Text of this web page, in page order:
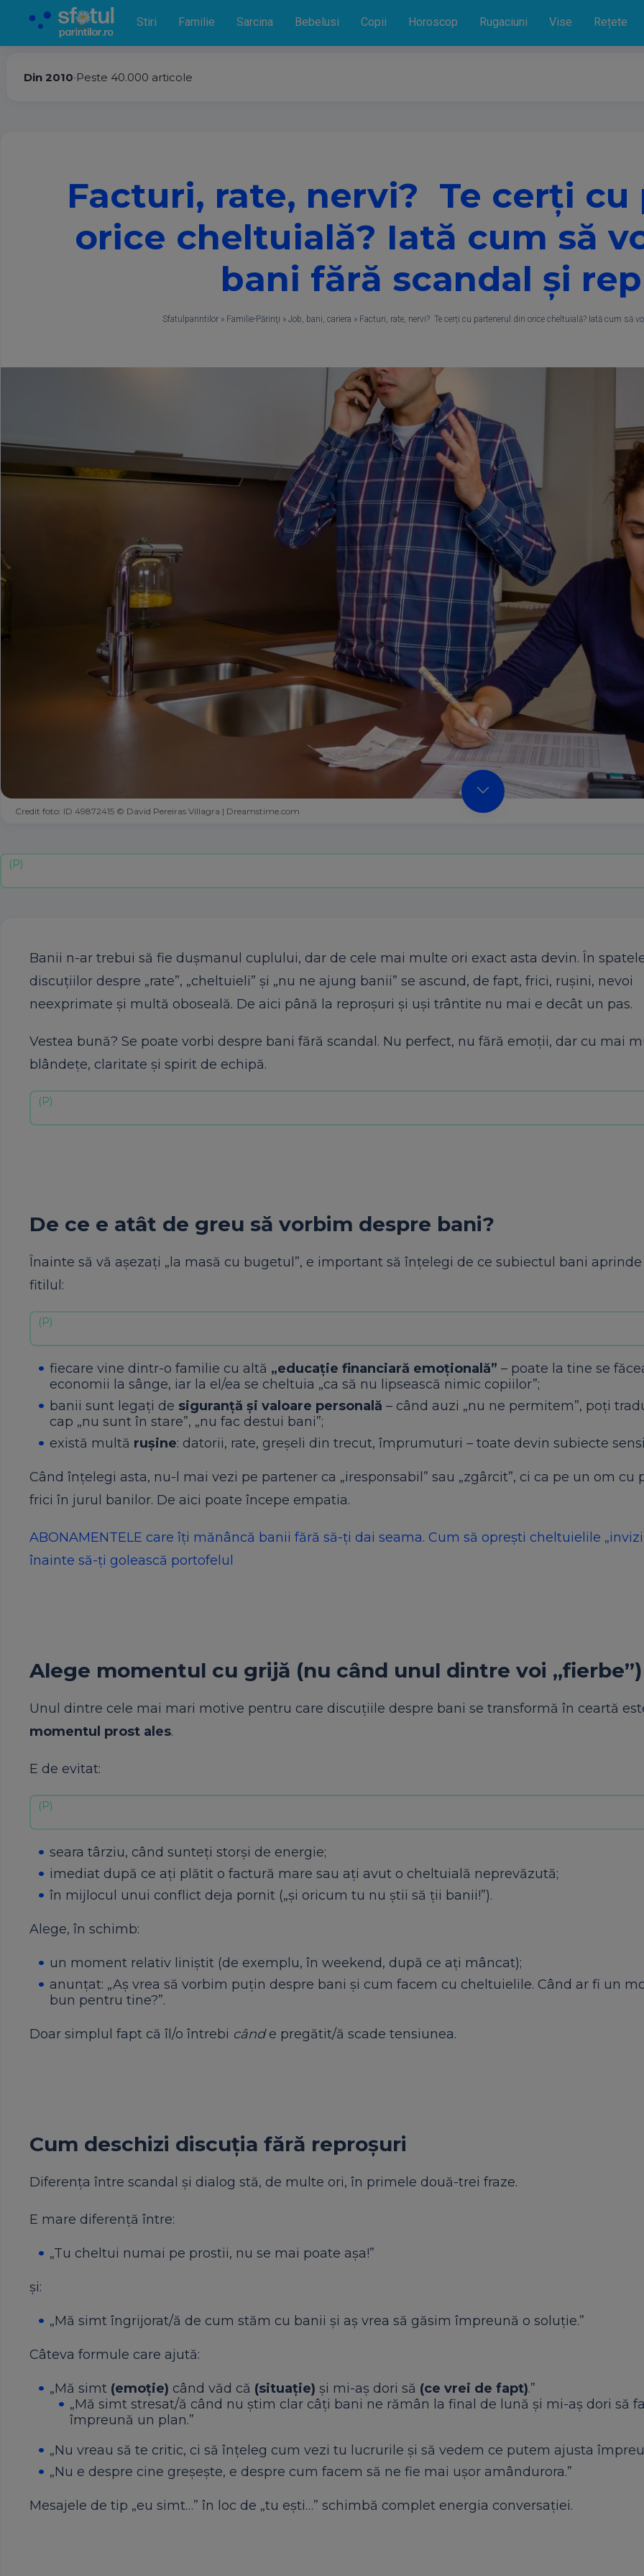
Stiri Familie Sarcina Bebelusi Copii Horoscop Rugaciuni Vise Rețete
Din 2010•Peste 40.000 articole
Facturi, rate, nervi? Te cerți
orice cheltuială? Iată cum să
bani fără scandal și
Sfatulparintilor » Familie-Părinţi » Job, bani, cariera » Facturi, rate, nervi? Te cerți cu partenerul din orice cheltuială? Iată cum să
Credit foto: ID 49872415 © David Pereiras Villagra | Dreamstime.com
Banii n-ar trebui să fie dușmanul cuplului, dar de cele mai multe ori exact asta devin. În
discuțiilor despre „rate”, „cheltuieli” și „nu ne ajung banii” se ascund, de fapt, frici, rușini, nevoi
neexprimate și multă oboseală. De aici până la reproșuri și uși trântite nu mai e decât un pas.
Vestea bună? Se poate vorbi despre bani fără scandal. Nu perfect, nu fără emoții, dar cu mai
blândețe, claritate și spirit de echipă.
De ce e atât de greu să vorbim despre bani?
Înainte să vă așezați „la masă cu bugetul”, e important să înțelegi de ce subiectul bani aprinde
fitilul:
fiecare vine dintr-o familie cu altă „educație financiară emoțională” – poate la tine se
economii la sânge, iar la el/ea se cheltuia „ca să nu lipsească nimic copiilor”;
banii sunt legați de siguranță și valoare personală – când auzi „nu ne permitem”, poți
cap „nu sunt în stare”, „nu fac destui bani”;
există multă rușine: datorii, rate, greșeli din trecut, împrumuturi – toate devin subiecte
Când înțelegi asta, nu-l mai vezi pe partener ca „iresponsabil” sau „zgârcit”, ci ca pe un om cu
frici în jurul banilor. De aici poate începe empatia.
ABONAMENTELE care îți mănâncă banii fără să-ți dai seama. Cum să oprești cheltuielile
înainte să-ți golească portofelul
Alege momentul cu grijă (nu când unul dintre voi „fierbe”)
Unul dintre cele mai mari motive pentru care discuțiile despre bani se transformă în ceartă
momentul prost ales.
E de evitat:
seara târziu, când sunteți storși de energie;
imediat după ce ați plătit o factură mare sau ați avut o cheltuială neprevăzută;
în mijlocul unui conflict deja pornit („și oricum tu nu știi să ții banii!”).
Alege, în schimb:
un moment relativ liniștit (de exemplu, în weekend, după ce ați mâncat);
anunțat: „Aș vrea să vorbim puțin despre bani și cum facem cu cheltuielile. Când ar fi un
bun pentru tine?”.
Doar simplul fapt că îl/o întrebi cânde pregătit/ă scade tensiunea.
Cum deschizi discuția fără reproșuri
Diferența între scandal și dialog stă, de multe ori, în primele două-trei fraze.
E mare diferență între:
„Tu cheltui numai pe prostii, nu se mai poate așa!”
și:
„Mă simt îngrijorat/ă de cum stăm cu banii și aș vrea să găsim împreună o soluție.”
Câteva formule care ajută:
„Mă simt (emoție) când văd că (situație) și mi-aș dori să (ce vrei de fapt).”
„Mă simt stresat/ă când nu știm clar câți bani ne rămân la final de lună și mi-aș dori să
împreună un plan.”
„Nu vreau să te critic, ci să înțeleg cum vezi tu lucrurile și să vedem ce putem ajusta
„Nu e despre cine greșește, e despre cum facem să ne fie mai ușor amândurora.”
Mesajele de tip „eu simt…” în loc de „tu ești…” schimbă complet energia conversației.